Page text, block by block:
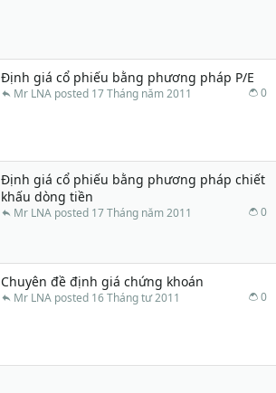
Định giá cổ phiếu bằng phương pháp P/E
0
17 Tháng năm 2011
Mr LNA
Định giá cổ phiếu bằng phương pháp chiết
khấu dòng tiền
0
17 Tháng năm 2011
Mr LNA
Chuyên đề định giá chứng khoán
0
16 Tháng tư 2011
Mr LNA